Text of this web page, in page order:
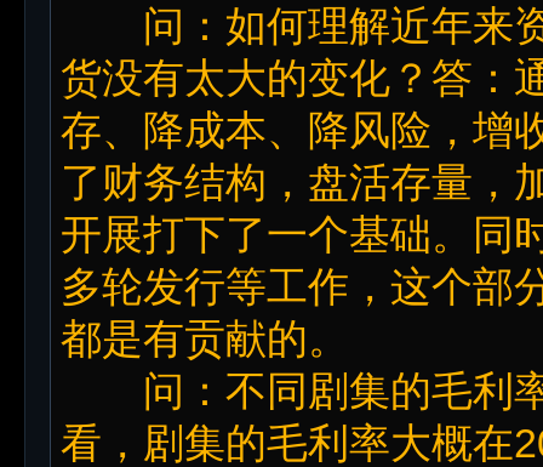
问：如何理解近年来资
货没有太大的变化？答：
存、降成本、降风险，增
了财务结构，盘活存量，
开展打下了一个基础。同
多轮发行等工作，这个部
都是有贡献的。
问：不同剧集的毛利率
看，剧集的毛利率大概在